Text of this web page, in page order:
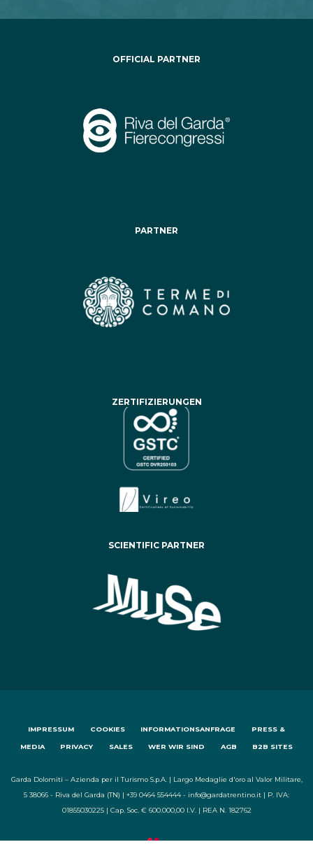
OFFICIAL PARTNER
PARTNER
ZERTIFIZIERUNGEN
SCIENTIFIC PARTNER
IMPRESSUM COOKIES INFORMATIONSANFRAGE PRESS &
MEDIA PRIVACY SALES WER WIR SIND AGB B2B SITES
Garda Dolomiti – Azienda per il Turismo S.p.A. | Largo Medaglie d'oro al Valor Militare,
5 38066 - Riva del Garda (TN) | +39 0464 554444 - info@gardatrentino.it | P. IVA:
01855030225 | Cap. Soc. € 600.000,00 I.V. | REA N. 182762